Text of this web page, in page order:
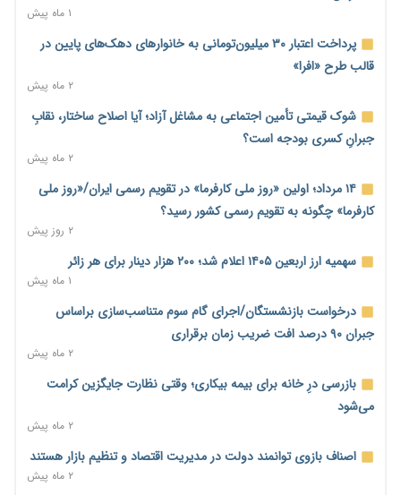
محدودیت تازه برای شبکه بانکی؛ افزایش سپرده قانونی با هدف
کنترل تورم
ترمز تولید خودرو کشیده شد؛ افت ۲۵ درصدی تیراژ ایران‌خودرو،
سایپا و پارس‌خودرو
نماینده مجلس: توسعه مرزهای زمینی به راهبرد تأمین کالاهای
خانه کارگر قزوین: شکاف دستمزد و هزینه معیشت هر روز عمیق‌تر
می‌شود
رئیس سازمان امور مالیاتی: بلاگرهای پردرآمد مشمول پرداخت
مالیات هستند
پیش‌بینی افزایش تولید برنج؛ نیاز وارداتی کشور به ۵۰۰ هزار تن
کاهش می‌یابد
۲ روز پیش
۱ ماه پیش
پرداخت اعتبار ۳۰ میلیون‌تومانی به خانوارهای دهک‌های پایین در
قالب طرح «افرا»
۲ ماه پیش
شوک قیمتی تأمین اجتماعی به مشاغل آزاد؛ آیا اصلاح ساختار، نقابِ
جبرانِ کسری بودجه است؟
۲ ماه پیش
۱۴ مرداد؛ اولین «روز ملی کارفرما» در تقویم رسمی ایران/«روز ملی
کارفرما» چگونه به تقویم رسمی کشور رسید؟
۲ روز پیش
سهمیه ارز اربعین ۱۴۰۵ اعلام شد؛ ۲۰۰ هزار دینار برای هر زائر
۱ ماه پیش
درخواست بازنشستگان/اجرای گام سوم متناسب‌سازی براساس
جبران ۹۰ درصد افت ضریب زمان برقراری
۲ ماه پیش
بازرسی درِ خانه برای بیمه بیکاری؛ وقتی نظارت جایگزین کرامت
می‌شود
۲ ماه پیش
اصناف بازوی توانمند دولت در مدیریت اقتصاد و تنظیم بازار هستند
۲ ماه پیش